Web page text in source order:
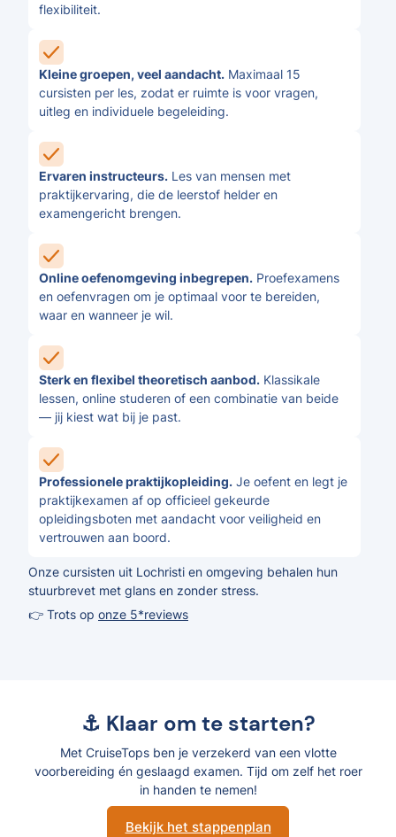
flexibiliteit.
Kleine groepen, veel aandacht. Maximaal 15
cursisten per les, zodat er ruimte is voor vragen,
uitleg en individuele begeleiding.
Ervaren instructeurs. Les van mensen met
praktijkervaring, die de leerstof helder en
examengericht brengen.
Online oefenomgeving inbegrepen. Proefexamens
en oefenvragen om je optimaal voor te bereiden,
waar en wanneer je wil.
Sterk en flexibel theoretisch aanbod. Klassikale
lessen, online studeren of een combinatie van beide
— jij kiest wat bij je past.
Professionele praktijkopleiding. Je oefent en legt je
praktijkexamen af op officieel gekeurde
opleidingsboten met aandacht voor veiligheid en
vertrouwen aan boord.
Onze cursisten uit Lochristi en omgeving behalen hun
stuurbrevet met glans en zonder stress.
👉 Trots op onze 5*reviews
⚓ Klaar om te starten?
Met CruiseTops ben je verzekerd van een vlotte
voorbereiding én geslaagd examen. Tijd om zelf het roer
in handen te nemen!
Bekijk het stappenplan